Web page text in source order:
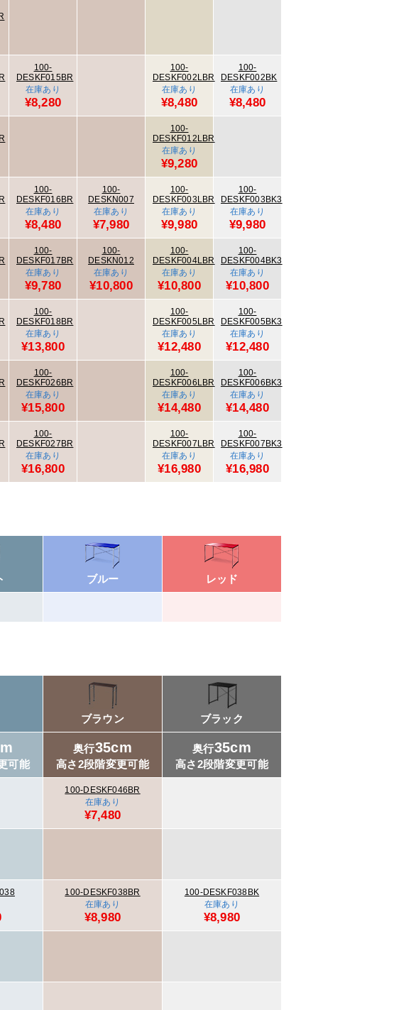
100-
DESKF015BR
在庫あり
¥8,280
100-
DESKF002LBR
在庫あり
¥8,480
100-
DESKF002BK
在庫あり
¥8,480
100-
DESKF012LBR
在庫あり
¥9,280
100-
DESKF016BR
在庫あり
¥8,480
100-
DESKN007
在庫あり
¥7,980
100-
DESKF003LBR
在庫あり
¥9,980
100-
DESKF003BK3
在庫あり
¥9,980
100-
DESKF017BR
在庫あり
¥9,780
100-
DESKN012
在庫あり
¥10,800
100-
DESKF004LBR
在庫あり
¥10,800
100-
DESKF004BK3
在庫あり
¥10,800
100-
DESKF018BR
在庫あり
¥13,800
100-
DESKF005LBR
在庫あり
¥12,480
100-
DESKF005BK3
在庫あり
¥12,480
100-
DESKF026BR
在庫あり
¥15,800
100-
DESKF006LBR
在庫あり
¥14,480
100-
DESKF006BK3
在庫あり
¥14,480
100-
DESKF027BR
在庫あり
¥16,800
100-
DESKF007LBR
在庫あり
¥16,980
100-
DESKF007BK3
在庫あり
¥16,980
ブルー レッド
ブラウン ブラック
可能
奥行35cm
高さ2段階変更可能
奥行35cm
高さ2段階変更可能
100-DESKF046BR
在庫あり
¥7,480
100-DESKF038BR
在庫あり
¥8,980
100-DESKF038BK
在庫あり
¥8,980